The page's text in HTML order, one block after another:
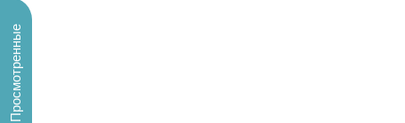
Просмотренные